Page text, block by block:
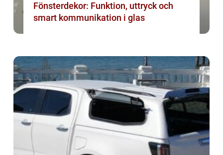
Fönsterdekor: Funktion, uttryck och
smart kommunikation i glas